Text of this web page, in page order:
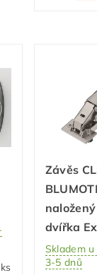
Závěs
dvířka
Skladem
3-5 dnů